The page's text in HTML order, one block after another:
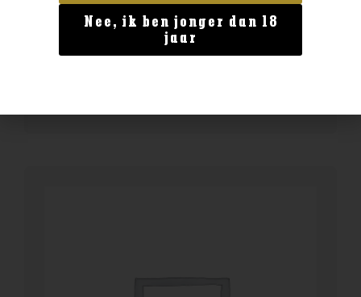
Blended Whisky
Jameson Stout Cask
29,99
Nee, ik ben jonger dan 18
jaar